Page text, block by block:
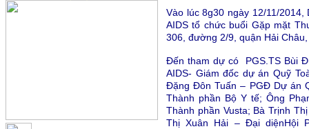
Vào lúc 8g30 ngày 12/11/
AIDS tổ chức buổi Gặp mặt
306, đường 2/9, quận Hải
Đến tham dự có PGS.TS Bùi
AIDS- Giám đốc dự án Quỹ
Đặng Đôn Tuấn – PGĐ Dự án
Thành phần Bộ Y tế; Ông
Thành phần Vusta; Bà Trịnh
Thị Xuân Hải – Đại diệnHội